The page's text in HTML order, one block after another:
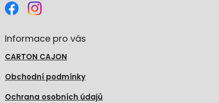
Informace pro vás
CARTON CAJON
Obchodní podmínky
Ochrana osobních údajů